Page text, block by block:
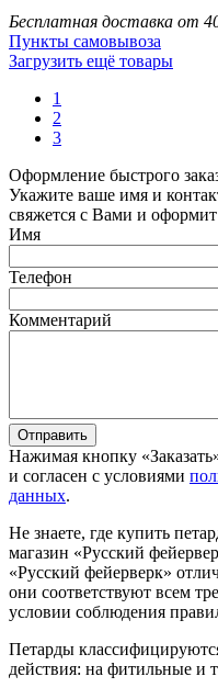
Бесплатная доставка от
Пункты самовывоза
Загрузить ещё товары
1
2
3
Оформление быстрого
Укажите ваше имя и
свяжется с Вами и оформит
Имя
Телефон
Комментарий
Отправить
Нажимая кнопку
и согласен с условиями
данных.
Не знаете, где купить
магазин «Русский
«Русский фейерверк»
они соответствуют всем
условии соблюдения
Петарды
действия: на фитильные и